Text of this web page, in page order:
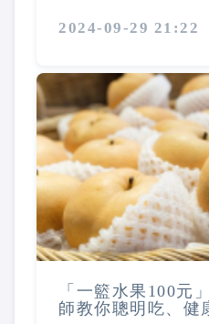
2024-09-29 21:22
「一籃水果100元
師教你聰明吃、健